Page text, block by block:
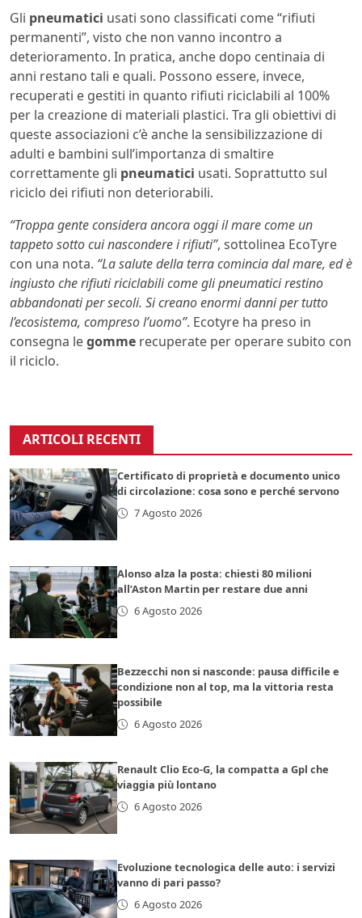
Gli pneumatici usati sono classificati come “rifiuti
permanenti”, visto che non vanno incontro a
deterioramento. In pratica, anche dopo centinaia di
anni restano tali e quali. Possono essere, invece,
recuperati e gestiti in quanto rifiuti riciclabili al 100%
per la creazione di materiali plastici. Tra gli obiettivi di
queste associazioni c’è anche la sensibilizzazione di
adulti e bambini sull’importanza di smaltire
correttamente gli pneumatici usati. Soprattutto sul
riciclo dei rifiuti non deteriorabili.
“Troppa gente considera ancora oggi il mare come un
tappeto sotto cui nascondere i rifiuti”, sottolinea EcoTyre
con una nota. “La salute della terra comincia dal mare, ed è
ingiusto che rifiuti riciclabili come gli pneumatici restino
abbandonati per secoli. Si creano enormi danni per tutto
l’ecosistema, compreso l’uomo”. Ecotyre ha preso in
consegna legomme recuperate per operare subito con
il riciclo.
ARTICOLI RECENTI
Certificato di proprietà e documento unico
di circolazione: cosa sono e perché servono
7 Agosto 2026
Alonso alza la posta: chiesti 80 milioni
all’Aston Martin per restare due anni
6 Agosto 2026
Bezzecchi non si nasconde: pausa difficile e
condizione non al top, ma la vittoria resta
possibile
6 Agosto 2026
Renault Clio Eco-G, la compatta a Gpl che
viaggia più lontano
6 Agosto 2026
Evoluzione tecnologica delle auto: i servizi
vanno di pari passo?
6 Agosto 2026